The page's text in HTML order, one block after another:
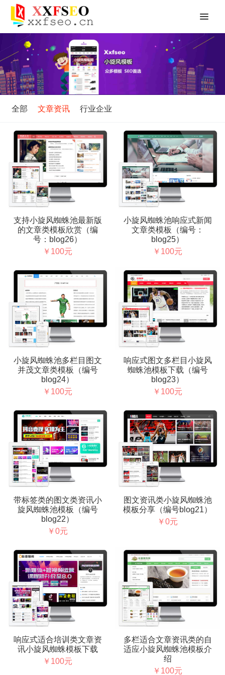
全部 文章资讯 行业企业
支持小旋风蜘蛛池最新版
的文章类模板欣赏（编
号：blog26）
￥100元
小旋风蜘蛛池响应式新闻
文章类模板（编号：
blog25）
￥100元
小旋风蜘蛛池多栏目图文
并茂文章类模板（编号
blog24）
￥100元
响应式图文多栏目小旋风
蜘蛛池模板下载（编号
blog23）
￥100元
带标签类的图文类资讯小
旋风蜘蛛池模板（编号
blog22）
￥0元
图文资讯类小旋风蜘蛛池
模板分享（编号blog21）
￥0元
响应式适合培训类文章资
讯小旋风蜘蛛模板下载
￥100元
多栏适合文章资讯类的自
适应小旋风蜘蛛池模板介
绍
￥100元